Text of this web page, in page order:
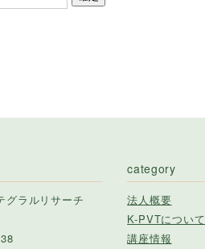
グラルリサーチ
category
法人概要
K-PVTについて
講座情報